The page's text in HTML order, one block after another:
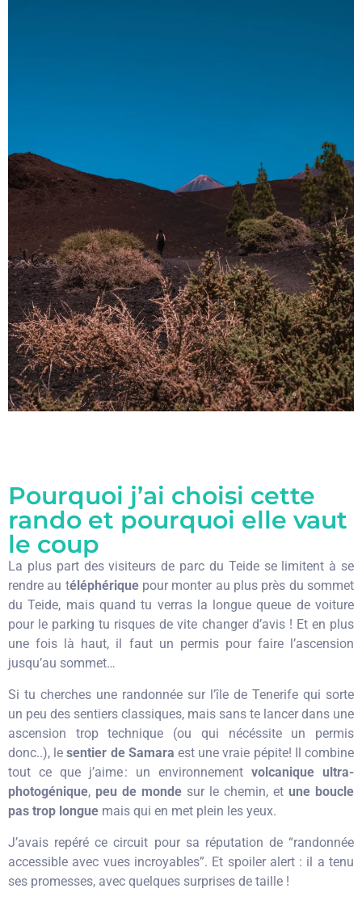
Pourquoi j’ai choisi cette
rando et pourquoi elle vaut
le coup
La plus part des visiteurs de parc du Teide se limitent à se
rendre au téléphériquepour monter au plus près du sommet
du Teide, mais quand tu verras la longue queue de voiture
pour le parking tu risques de vite changer d’avis ! Et en plus
une fois là haut, il faut un permis pour faire l’ascension
jusqu’au sommet…
Si tu cherches une randonnée sur l’île de Tenerife qui sorte
un peu des sentiers classiques, mais sans te lancer dans une
ascension trop technique (ou qui nécéssite un permis
donc..), lesentier de Samara est une vraie pépite! Il combine
tout ce que j’aime : un environnement volcanique ultra-
photogénique, peu de monde sur le chemin, et une boucle
pas trop longue mais qui en met plein les yeux.
J’avais repéré ce circuit pour sa réputation de “randonnée
accessible avec vues incroyables”. Et spoiler alert : il a tenu
ses promesses, avec quelques surprises de taille !